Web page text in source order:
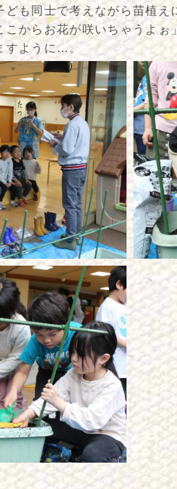
も同士で考えながら苗植え
からお花が咲いちゃうよぉ
すように…。